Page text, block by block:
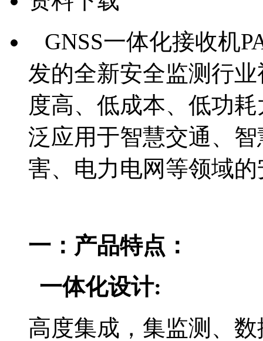
GNSS一体化接收机
发的全新安全监测行
度高、低成本、低功
泛应用于智慧交通、
害、电力电网等领域
一：产品特点：
一体化设计:
高度集成，集监测、